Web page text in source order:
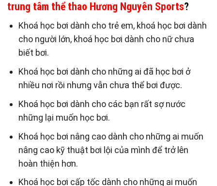
trung tâm thể thao Hương Nguyên Sports?
Khoá học bơi dành cho trẻ em, khoá học bơi dành
cho người lớn, khoá học bơi dành cho nữ chưa
biết bơi.
Khoá học bơi dành cho những ai đã học bơi ở
nhiều nơi rồi nhưng vẫn chưa thể bơi được.
Khoá học bơi dành cho các bạn rất sợ nước
những lại muốn học bơi.
Khoá học bơi nâng cao dành cho những ai muốn
nâng cao kỹ thuật bơi lội của mình để trở lên
hoàn thiện hơn.
Khoá học bơi cấp tốc dành cho những ai muốn